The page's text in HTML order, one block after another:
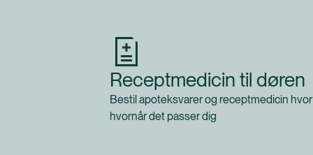
Receptmedicin til døren
Bestil apoteksvarer og receptmedicin
hvornår det passer dig